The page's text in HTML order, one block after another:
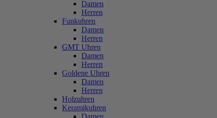
Damen
Herren
Funkuhren
Damen
Herren
GMT Uhren
Damen
Herren
Goldene Uhren
Damen
Herren
Holzuhren
Keramikuhren
Damen